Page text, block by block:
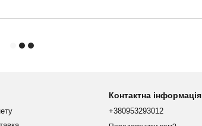
Контактна інформація
+380953293012